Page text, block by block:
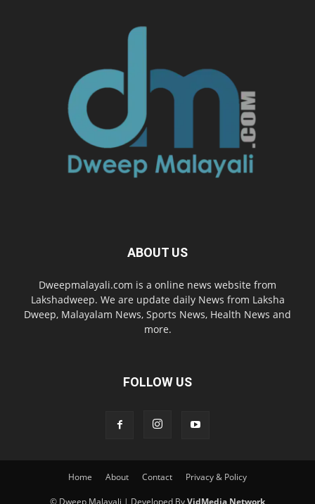
ABOUT US
Dweepmalayali.com is a online news website from
Lakshadweep. We are update daily News from Laksha
Dweep, Malayalam News, Sports News, Health News and
more.
FOLLOW US
Home About Contact Privacy & Policy
© Dweep Malayali | Developed ByVidMedia Network